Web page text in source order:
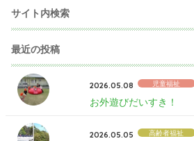
サイト内検索
最近の投稿
2026.05.08 児童福祉
お外遊びだいすき！
2026.05.05 高齢者福祉